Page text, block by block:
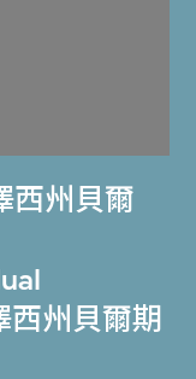
西州貝爾
州貝爾期